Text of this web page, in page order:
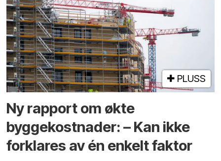
PLUSS
Ny rapport om økte
byggekostnader: – Kan ikke
forklares av én enkelt faktor